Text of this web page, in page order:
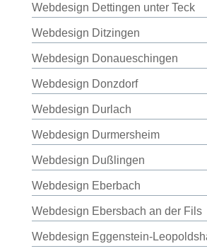
Webdesign Dettingen unter Teck
Webdesign Ditzingen
Webdesign Donaueschingen
Webdesign Donzdorf
Webdesign Durlach
Webdesign Durmersheim
Webdesign Dußlingen
Webdesign Eberbach
Webdesign Ebersbach an der Fils
Webdesign Eggenstein-